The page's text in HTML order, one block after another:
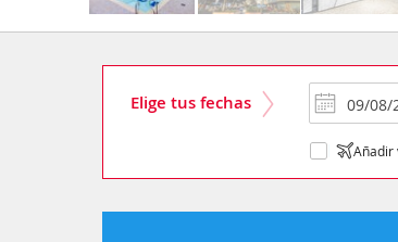
Elige tus fechas
Añadir